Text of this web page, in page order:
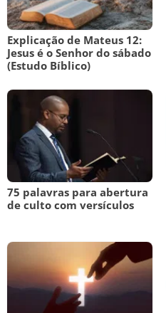
Explicação de Mateus 12:
Jesus é o Senhor do sábado
(Estudo Bíblico)
75 palavras para abertura
de culto com versículos